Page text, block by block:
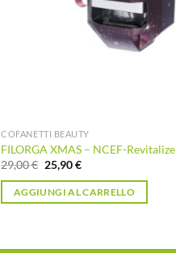
COFANETTI BEAUTY
FILORGA XMAS – NCEF-Revitalize
29,00€ Il
originale
era:
25,90€Il
attuale
è:
AGGIUNGI AL CARRELLO